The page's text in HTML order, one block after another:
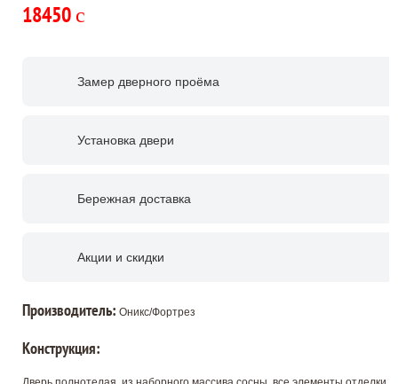
18450 c
Замер дверного проёма
Установка двери
Бережная доставка
Акции и скидки
Производитель: Оникс/Фортрез
Конструкция: